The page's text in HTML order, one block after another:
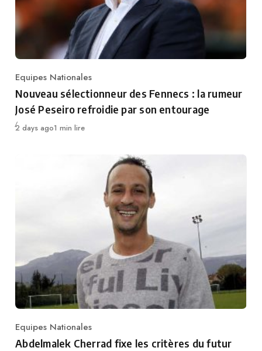
Category
Equipes Nationales
Nouveau sélectionneur des Fennecs : la rumeur
José Peseiro refroidie par son entourage
Publié
2 days ago1 min lire
Category
Equipes Nationales
Abdelmalek Cherrad fixe les critères du futur